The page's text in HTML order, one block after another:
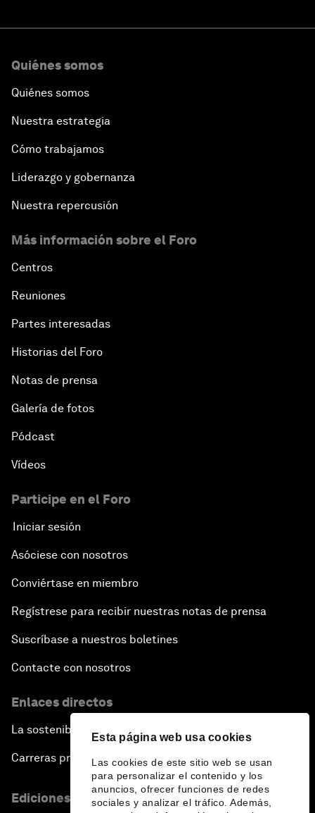
Esta página web usa cookies
Las cookies de este sitio web se usan
para personalizar el contenido y los
anuncios, ofrecer funciones de redes
sociales y analizar el tráfico. Además,
Quiénes somos
Quiénes somos
Nuestra estrategia
Cómo trabajamos
Liderazgo y gobernanza
Nuestra repercusión
Más información sobre el Foro
Centros
Reuniones
Partes interesadas
Historias del Foro
Notas de prensa
Galería de fotos
Pódcast
Vídeos
Participe en el Foro
Iniciar sesión
Asóciese con nosotros
Conviértase en miembro
Regístrese para recibir nuestras notas de prensa
Suscríbase a nuestros boletines
Contacte con nosotros
Enlaces directos
La sostenibilidad en el Foro
Carreras profesionales
Ediciones en otros idiomas